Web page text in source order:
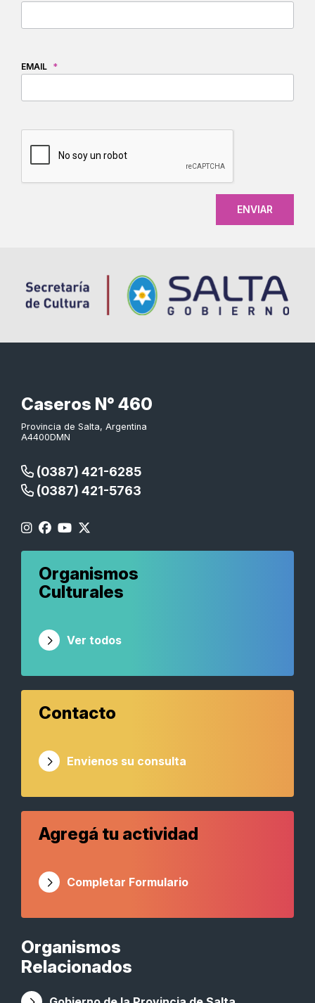
EMAIL *
CAPTCHA
Caseros N° 460
Provincia de Salta, Argentina
A4400DMN
(0387) 421-6285
(0387) 421-5763
Organismos
Relacionados
Organismos
Culturales
Ver todos
Contacto
Envienos su consulta
Agregá tu actividad
Completar Formulario